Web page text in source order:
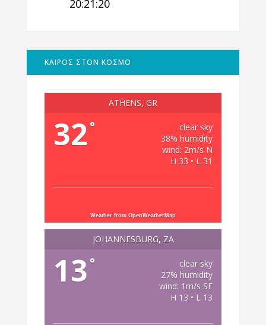
20:21:21
ΚΑΙΡΟΣ ΣΤΟΝ ΚΟΣΜΟ
ATHENS, GR
32 °
clear sky
38% humidity
wind: 2m/s N
H 33 • L 31
Weather from OpenWeatherMap
JOHANNESBURG, ZA
13 °
clear sky
27% humidity
wind: 1m/s SE
H 13 • L 13